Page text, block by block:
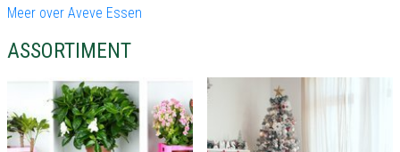
Meer over Aveve Essen
ASSORTIMENT